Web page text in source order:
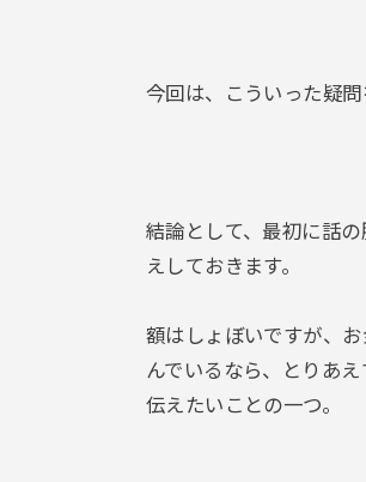
今回は、こういった疑問
結論として、最初に話の
えしておきます。
額はしょぼいですが、
んでいるなら、とりあ
伝えたいことの一つ。